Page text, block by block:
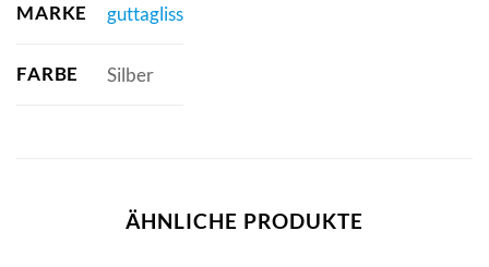
MARKE guttagliss
FARBE Silber
ÄHNLICHE PRODUKTE